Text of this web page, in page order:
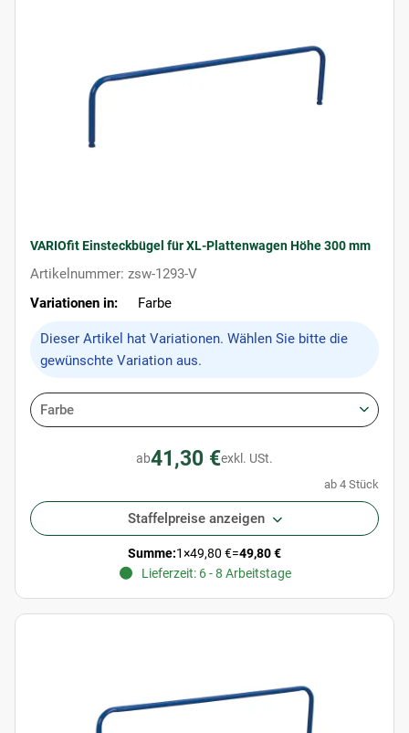
VARIOfit Einsteckbügel für XL-Plattenwagen Höhe 300 mm
Artikelnummer: zsw-1293-V
Variationen in:
Farbe
xDieser Artikel hat Variationen. Wählen Sie bitte die
gewünschte Variation aus.
Farbe
ab41,30 €exkl. USt.
ab 4 Stück
Staffelpreise anzeigen
Summe:1×49,80 €=49,80 €
Lieferzeit: 6 - 8 Arbeitstage